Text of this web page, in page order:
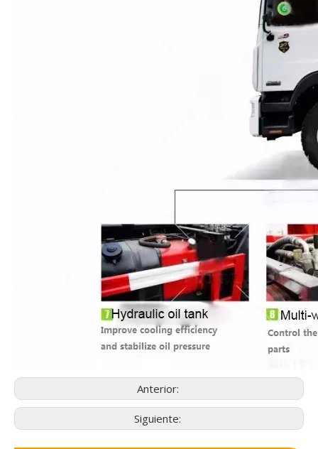
Anterior:
Siguiente: